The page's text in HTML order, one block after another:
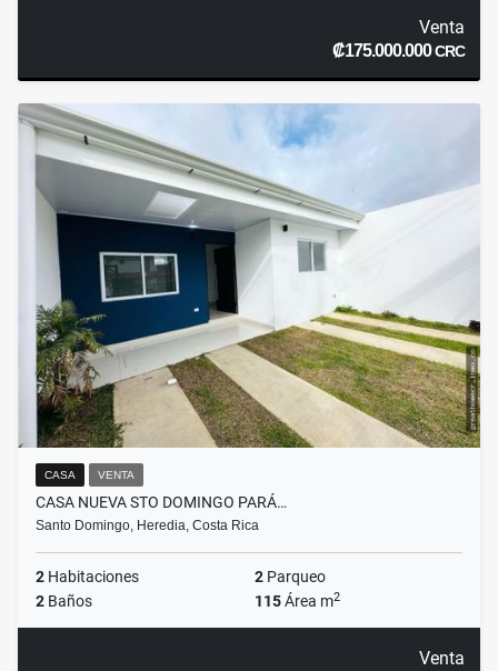
Venta
₡175.000.000CRC
CASA VENTA
CASA NUEVA STO DOMINGO PARÁ…
Santo Domingo, Heredia, Costa Rica
2 Habitaciones 2 Parqueo
2 Baños 115Área m2
Venta